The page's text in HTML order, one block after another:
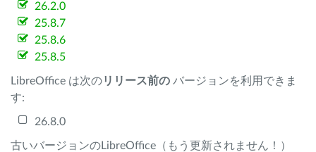
26.2.0
25.8.7
25.8.6
25.8.5
LibreOffice は次のリリース前の バージョンを利用できま
す:
26.8.0
古いバージョンのLibreOffice（もう更新されません！）